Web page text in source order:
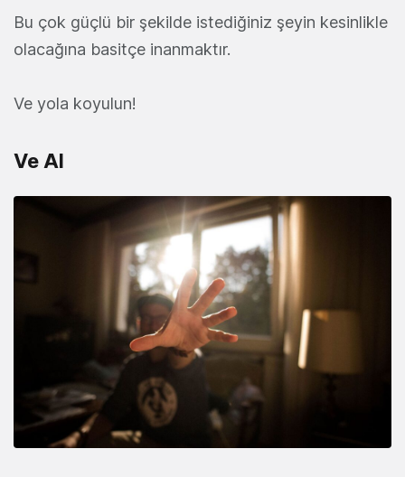
Bu çok güçlü bir şekilde istediğiniz şeyin kesinlikle
olacağına basitçe inanmaktır.
Ve yola koyulun!
Ve Al